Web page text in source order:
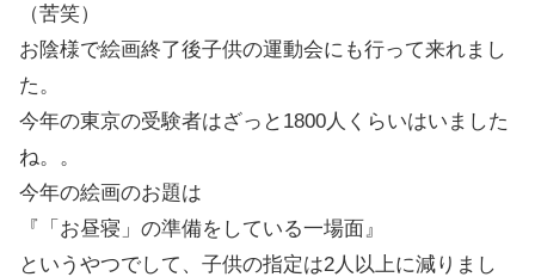
（苦笑）
お陰様で絵画終了後子供の運動会にも行って来れまし
た。
今年の東京の受験者はざっと1800人くらいはいました
ね。。
今年の絵画のお題は
『「お昼寝」の準備をしている一場面』
というやつでして、子供の指定は2人以上に減りまし